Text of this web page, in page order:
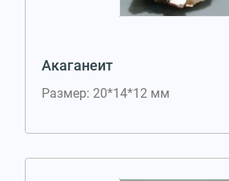
Акаганеит
Размер: 20*14*12 мм